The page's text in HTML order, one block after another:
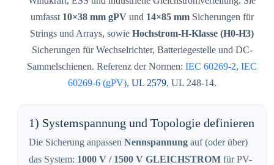
umfasst 10×38 mm gPVund 14×85 mmSicherungen für
Strings und Arrays, sowie Hochstrom-H-Klasse (H0-H3)
Sicherungen für Wechselrichter, Batteriegestelle und DC-
Sammelschienen. Referenz der Normen: IEC 60269-2, IEC
60269-6 (gPV), UL 2579, UL 248-14.
1) Systemspannung und Topologie definieren
Die Sicherung anpassen Nennspannung auf (oder über)
das System: 1000 V / 1500 V GLEICHSTROM für PV-